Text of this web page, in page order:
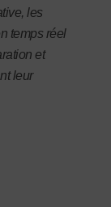
les
temps réel
et
leur